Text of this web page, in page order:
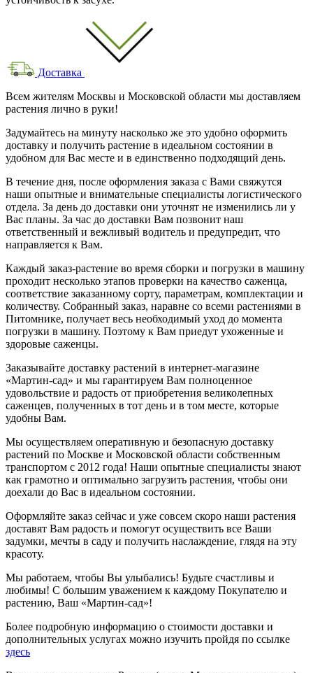
Доставка
Всем жителям Москвы и Московской области мы доставляем
растения лично в руки!
Задумайтесь на минуту насколько же это удобно оформить
доставку и получить растение в идеальном состоянии в
удобном для Вас месте и в единственно подходящий день.
В течение дня, после оформления заказа с Вами свяжутся
наши опытные и внимательные специалисты логистического
отдела. За день до доставки они уточнят не изменились ли у
Вас планы. За час до доставки Вам позвонит наш
ответственный и вежливый водитель и предупредит, что
направляется к Вам.
Каждый заказ-растение во время сборки и погрузки в машину
проходит несколько этапов проверки на качество саженца,
соответствие заказанному сорту, параметрам, комплектации и
количеству. Собранный заказ, наравне со всеми растениями в
Питомнике, получает весь необходимый уход до момента
погрузки в машину. Поэтому к Вам приедут ухоженные и
здоровые саженцы.
Заказывайте доставку растений в интернет-магазине
«Мартин-сад» и мы гарантируем Вам полноценное
удовольствие и радость от приобретения великолепных
саженцев, полученных в тот день и в том месте, которые
удобны Вам.
Мы осуществляем оперативную и безопасную доставку
растений по Москве и Московской области собственным
транспортом с 2012 года! Наши опытные специалисты знают
как грамотно и оптимально загрузить растения, чтобы они
доехали до Вас в идеальном состоянии.
Оформляйте заказ сейчас и уже совсем скоро наши растения
доставят Вам радость и помогут осуществить все Ваши
задумки, мечты в саду и получить наслаждение, глядя на эту
красоту.
Мы работаем, чтобы Вы улыбались! Будьте счастливы и
любимы! С большим уважением к каждому Покупателю и
растению, Ваш «Мартин-сад»!
Более подробную информацию о стоимости доставки и
дополнительных услугах можно изучить пройдя по ссылке
здесь